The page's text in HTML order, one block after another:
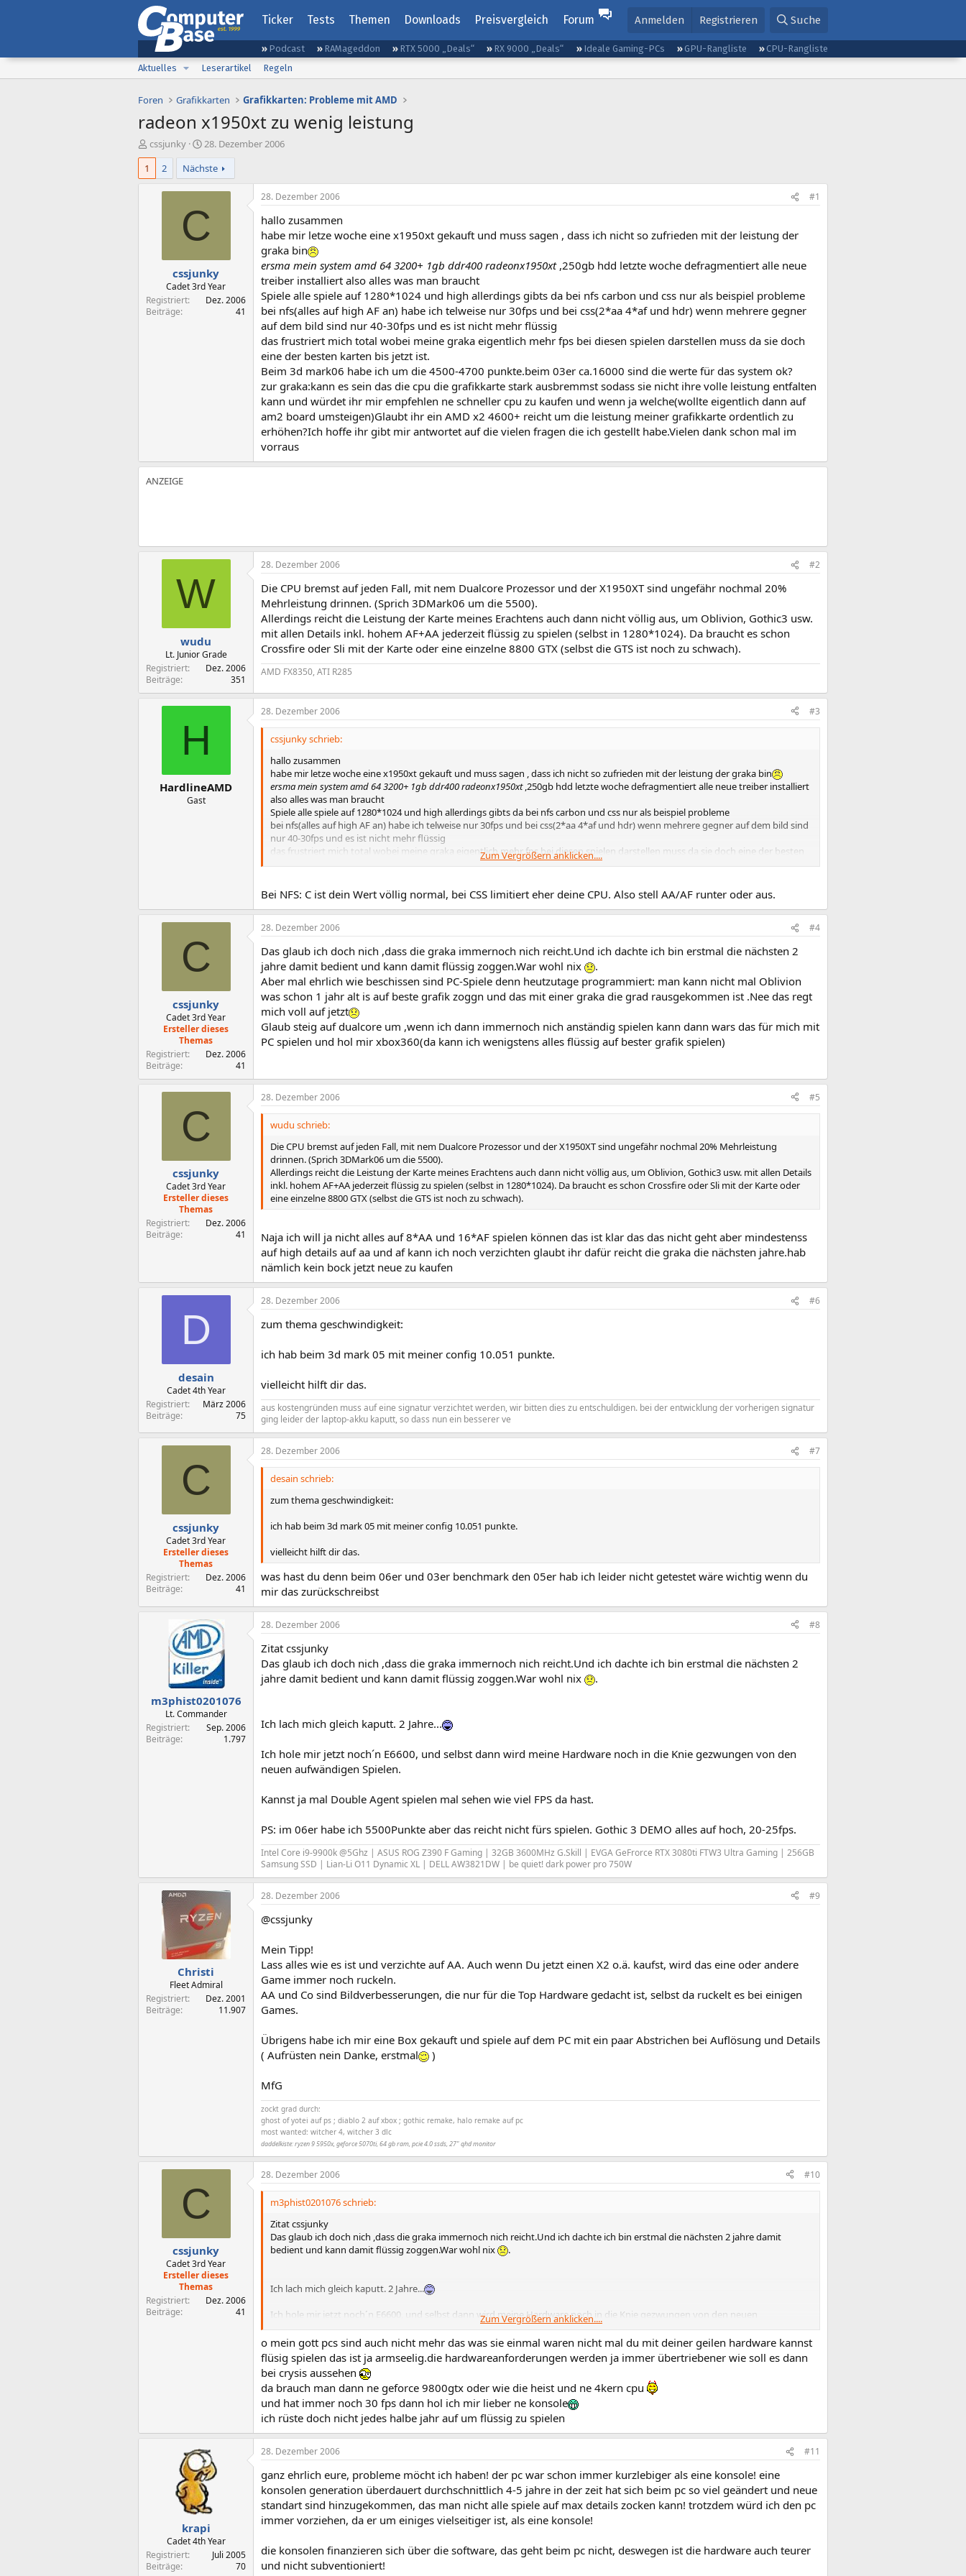
Ticker Tests Themen Downloads Preisvergleich Forum Anmelden Registrieren Suche
Podcast RAMageddon RTX 5000 „Deals“ RX 9000 „Deals“ Ideale Gaming-PCs GPU-Rangliste
CPU-Rangliste
Aktuelles
Leserartikel Regeln
Foren Grafikkarten Grafikkarten: Probleme mit AMD
radeon x1950xt zu wenig leistung
E
r
t
cssjunky
E
r
s
t
e
l
t
m
28. Dezember 2006
1
2 Nächste
C
cssjunky
Cadet 3rd Year
Registriert
Dez. 2006
Beiträge
41
28. Dezember 2006 #1
hallo zusammen
habe mir letze woche eine x1950xt gekauft und muss sagen , dass ich nicht so zufrieden mit der leistung der
graka bin
ersma mein system amd 64 3200+ 1gb ddr400 radeonx1950xt,250gb hdd letzte woche defragmentiert alle neue
treiber installiert also alles was man braucht
Spiele alle spiele auf 1280*1024 und high allerdings gibts da bei nfs carbon und css nur als beispiel probleme
bei nfs(alles auf high AF an) habe ich telweise nur 30fps und bei css(2*aa 4*af und hdr) wenn mehrere gegner
auf dem bild sind nur 40-30fps und es ist nicht mehr flüssig
das frustriert mich total wobei meine graka eigentlich mehr fps bei diesen spielen darstellen muss da sie doch
eine der besten karten bis jetzt ist.
Beim 3d mark06 habe ich um die 4500-4700 punkte.beim 03er ca.16000 sind die werte für das system ok?
zur graka:kann es sein das die cpu die grafikkarte stark ausbremmst sodass sie nicht ihre volle leistung entfalten
kann und würdet ihr mir empfehlen ne schneller cpu zu kaufen und wenn ja welche(wollte eigentlich dann auf
am2 board umsteigen)Glaubt ihr ein AMD x2 4600+ reicht um die leistung meiner grafikkarte ordentlich zu
erhöhen?Ich hoffe ihr gibt mir antwortet auf die vielen fragen die ich gestellt habe.Vielen dank schon mal im
vorraus
W
wudu
Lt. Junior Grade
Registriert
Dez. 2006
Beiträge
351
28. Dezember 2006 #2
Die CPU bremst auf jeden Fall, mit nem Dualcore Prozessor und der X1950XT sind ungefähr nochmal 20%
Mehrleistung drinnen. (Sprich 3DMark06 um die 5500).
Allerdings reicht die Leistung der Karte meines Erachtens auch dann nicht völlig aus, um Oblivion, Gothic3 usw.
mit allen Details inkl. hohem AF+AA jederzeit flüssig zu spielen (selbst in 1280*1024). Da braucht es schon
Crossfire oder Sli mit der Karte oder eine einzelne 8800 GTX (selbst die GTS ist noch zu schwach).
AMD FX8350, ATI R285
H
HardlineAMD
Gast
28. Dezember 2006 #3
cssjunky schrieb:
hallo zusammen
habe mir letze woche eine x1950xt gekauft und muss sagen , dass ich nicht so zufrieden mit der leistung der graka bin
ersma mein system amd 64 3200+ 1gb ddr400 radeonx1950xt,250gb hdd letzte woche defragmentiert alle neue treiber installiert
also alles was man braucht
Spiele alle spiele auf 1280*1024 und high allerdings gibts da bei nfs carbon und css nur als beispiel probleme
bei nfs(alles auf high AF an) habe ich telweise nur 30fps und bei css(2*aa 4*af und hdr) wenn mehrere gegner auf dem bild sind
nur 40-30fps und es ist nicht mehr flüssig
das frustriert mich total wobei meine graka eigentlich mehr fps bei diesen spielen darstellen muss da sie doch eine der besten
zur graka:kann es sein das die cpu die grafikkarte stark ausbremmst sodass sie nicht ihre volle leistung entfalten kann und
würdet ihr mir empfehlen ne schneller cpu zu kaufen und wenn ja welche(wollte eigentlich dann auf am2 board
umsteigen)Glaubt ihr ein AMD x2 4600+ reicht um die leistung meiner grafikkarte ordentlich zu erhöhen?Ich hoffe ihr gibt mir
antwortet auf die vielen fragen die ich gestellt habe.Vielen dank schon mal im vorraus
Zum Vergrößern anklicken....
Bei NFS: C ist dein Wert völlig normal, bei CSS limitiert eher deine CPU. Also stell AA/AF runter oder aus.
C
cssjunky
Cadet 3rd Year
Ersteller dieses
Themas
Registriert
Dez. 2006
Beiträge
41
28. Dezember 2006 #4
Das glaub ich doch nich ,dass die graka immernoch nich reicht.Und ich dachte ich bin erstmal die nächsten 2
jahre damit bedient und kann damit flüssig zoggen.War wohl nix
.
Aber mal ehrlich wie beschissen sind PC-Spiele denn heutzutage programmiert: man kann nicht mal Oblivion
was schon 1 jahr alt is auf beste grafik zoggn und das mit einer graka die grad rausgekommen ist .Nee das regt
mich voll auf jetzt
Glaub steig auf dualcore um ,wenn ich dann immernoch nich anständig spielen kann dann wars das für mich mit
PC spielen und hol mir xbox360(da kann ich wenigstens alles flüssig auf bester grafik spielen)
C
cssjunky
Cadet 3rd Year
Ersteller dieses
Themas
Registriert
Dez. 2006
Beiträge
41
28. Dezember 2006 #5
wudu schrieb:
Die CPU bremst auf jeden Fall, mit nem Dualcore Prozessor und der X1950XT sind ungefähr nochmal 20% Mehrleistung
drinnen. (Sprich 3DMark06 um die 5500).
Allerdings reicht die Leistung der Karte meines Erachtens auch dann nicht völlig aus, um Oblivion, Gothic3 usw. mit allen Details
inkl. hohem AF+AA jederzeit flüssig zu spielen (selbst in 1280*1024). Da braucht es schon Crossfire oder Sli mit der Karte oder
eine einzelne 8800 GTX (selbst die GTS ist noch zu schwach).
Naja ich will ja nicht alles auf 8*AA und 16*AF spielen können das ist klar das das nicht geht aber mindestenss
auf high details auf aa und af kann ich noch verzichten glaubt ihr dafür reicht die graka die nächsten jahre.hab
nämlich kein bock jetzt neue zu kaufen
D
desain
Cadet 4th Year
Registriert
März 2006
Beiträge
75
28. Dezember 2006 #6
zum thema geschwindigkeit:
ich hab beim 3d mark 05 mit meiner config 10.051 punkte.
vielleicht hilft dir das.
aus kostengründen muss auf eine signatur verzichtet werden, wir bitten dies zu entschuldigen. bei der entwicklung der vorherigen signatur
ging leider der laptop-akku kaputt, so dass nun ein besserer ve
C
cssjunky
Cadet 3rd Year
Ersteller dieses
Themas
Registriert
Dez. 2006
Beiträge
41
28. Dezember 2006 #7
desain schrieb:
zum thema geschwindigkeit:
ich hab beim 3d mark 05 mit meiner config 10.051 punkte.
vielleicht hilft dir das.
was hast du denn beim 06er und 03er benchmark den 05er hab ich leider nicht getestet wäre wichtig wenn du
mir das zurückschreibst
m3phist0201076
Lt. Commander
Registriert
Sep. 2006
Beiträge
1.797
28. Dezember 2006 #8
Zitat cssjunky
Das glaub ich doch nich ,dass die graka immernoch nich reicht.Und ich dachte ich bin erstmal die nächsten 2
jahre damit bedient und kann damit flüssig zoggen.War wohl nix
.
Ich lach mich gleich kaputt. 2 Jahre...
Ich hole mir jetzt noch´n E6600, und selbst dann wird meine Hardware noch in die Knie gezwungen von den
neuen aufwändigen Spielen.
Kannst ja mal Double Agent spielen mal sehen wie viel FPS da hast.
PS: im 06er habe ich 5500Punkte aber das reicht nicht fürs spielen. Gothic 3 DEMO alles auf hoch, 20-25fps.
Intel Core i9-9900k @5Ghz | ASUS ROG Z390 F Gaming | 32GB 3600MHz G.Skill | EVGA GeFrorce RTX 3080ti FTW3 Ultra Gaming | 256GB
Samsung SSD | Lian-Li O11 Dynamic XL | DELL AW3821DW | be quiet! dark power pro 750W
Christi
Fleet Admiral
Registriert
Dez. 2001
Beiträge
11.907
28. Dezember 2006 #9
@cssjunky
Mein Tipp!
Lass alles wie es ist und verzichte auf AA. Auch wenn Du jetzt einen X2 o.ä. kaufst, wird das eine oder andere
Game immer noch ruckeln.
AA und Co sind Bildverbesserungen, die nur für die Top Hardware gedacht ist, selbst da ruckelt es bei einigen
Games.
Übrigens habe ich mir eine Box gekauft und spiele auf dem PC mit ein paar Abstrichen bei Auflösung und Details
( Aufrüsten nein Danke, erstmal
)
MfG
zockt grad durch:
ghost of yotei auf ps ; diablo 2 auf xbox ; gothic remake, halo remake auf pc
most wanted: witcher 4, witcher 3 dlc
daddelkiste: ryzen 9 5950x, geforce 5070ti, 64 gb ram, pcie 4.0 ssds, 27" qhd monitor
C
cssjunky
Cadet 3rd Year
Ersteller dieses
Themas
Registriert
Dez. 2006
Beiträge
41
28. Dezember 2006 #10
m3phist0201076 schrieb:
Zitat cssjunky
Das glaub ich doch nich ,dass die graka immernoch nich reicht.Und ich dachte ich bin erstmal die nächsten 2 jahre damit
bedient und kann damit flüssig zoggen.War wohl nix
.
Ich lach mich gleich kaputt. 2 Jahre...
Ich hole mir jetzt noch´n E6600, und selbst dann wird meine Hardware noch in die Knie gezwungen von den neuen
Kannst ja mal Double Agent spielen mal sehen wie viel FPS da hast.
PS: im 06er habe ich 5500Punkte aber das reicht nicht fürs spielen. Gothic 3 DEMO alles auf hoch, 20-25fps.
Zum Vergrößern anklicken....
o mein gott pcs sind auch nicht mehr das was sie einmal waren nicht mal du mit deiner geilen hardware kannst
flüsig spielen das ist ja armseelig.die hardwareanforderungen werden ja immer übertriebener wie soll es dann
bei crysis aussehen
da brauch man dann ne geforce 9800gtx oder wie die heist und ne 4kern cpu
und hat immer noch 30 fps dann hol ich mir lieber ne konsole
ich rüste doch nicht jedes halbe jahr auf um flüssig zu spielen
krapi
Cadet 4th Year
Registriert
Juli 2005
Beiträge
70
28. Dezember 2006 #11
ganz ehrlich eure, probleme möcht ich haben! der pc war schon immer kurzlebiger als eine konsole! eine
konsolen generation überdauert durchschnittlich 4-5 jahre in der zeit hat sich beim pc so viel geändert und neue
standart sind hinzugekommen, das man nicht alle spiele auf max details zocken kann! trotzdem würd ich den pc
immer vorziehen, da er um einiges vielseitiger ist, als eine konsole!
die konsolen finanzieren sich über die software, das geht beim pc nicht, deswegen ist die hardware auch teurer
und nicht subventioniert!